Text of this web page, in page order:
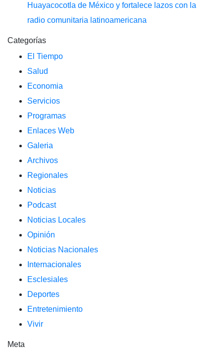
Huayacocotla de México y fortalece lazos con la
radio comunitaria latinoamericana
Categorías
El Tiempo
Salud
Economia
Servicios
Programas
Enlaces Web
Galeria
Archivos
Regionales
Noticias
Podcast
Noticias Locales
Opinión
Noticias Nacionales
Internacionales
Esclesiales
Deportes
Entretenimiento
Vivir
Meta